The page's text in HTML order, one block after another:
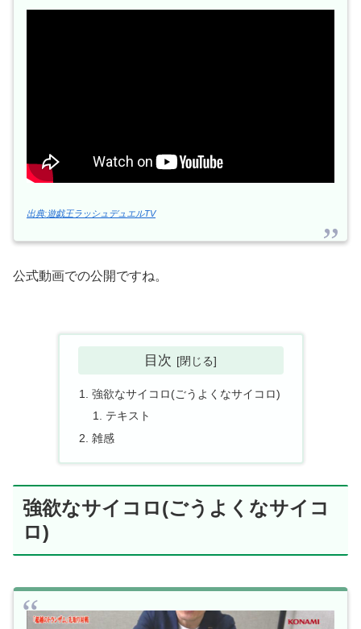
出典:遊戯王ラッシュデュエルTV
公式動画での公開ですね。
目次
強欲なサイコロ(ごうよくなサイコロ)
テキスト
雑感
強欲なサイコロ(ごうよくなサイコ
ロ)